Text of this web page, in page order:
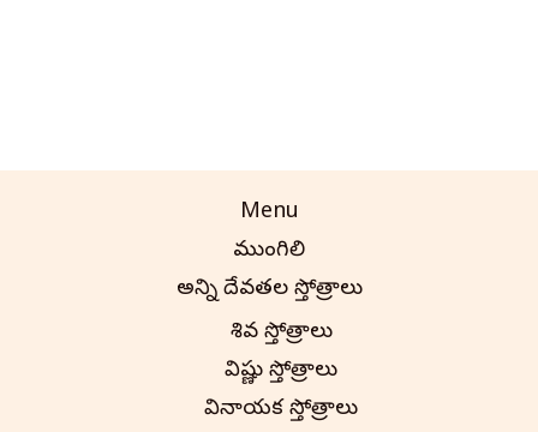
Menu
ముంగిలి
అన్ని దేవతల స్తోత్రాలు
శివ స్తోత్రాలు
విష్ణు స్తోత్రాలు
వినాయక స్తోత్రాలు